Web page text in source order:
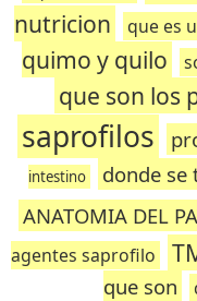
nutricion
que es
quimo y quilo
que son los
saprofilos
intestino
donde
ANATOMIA DEL
agentes saprofilo
que son